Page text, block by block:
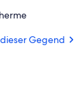
Gegend